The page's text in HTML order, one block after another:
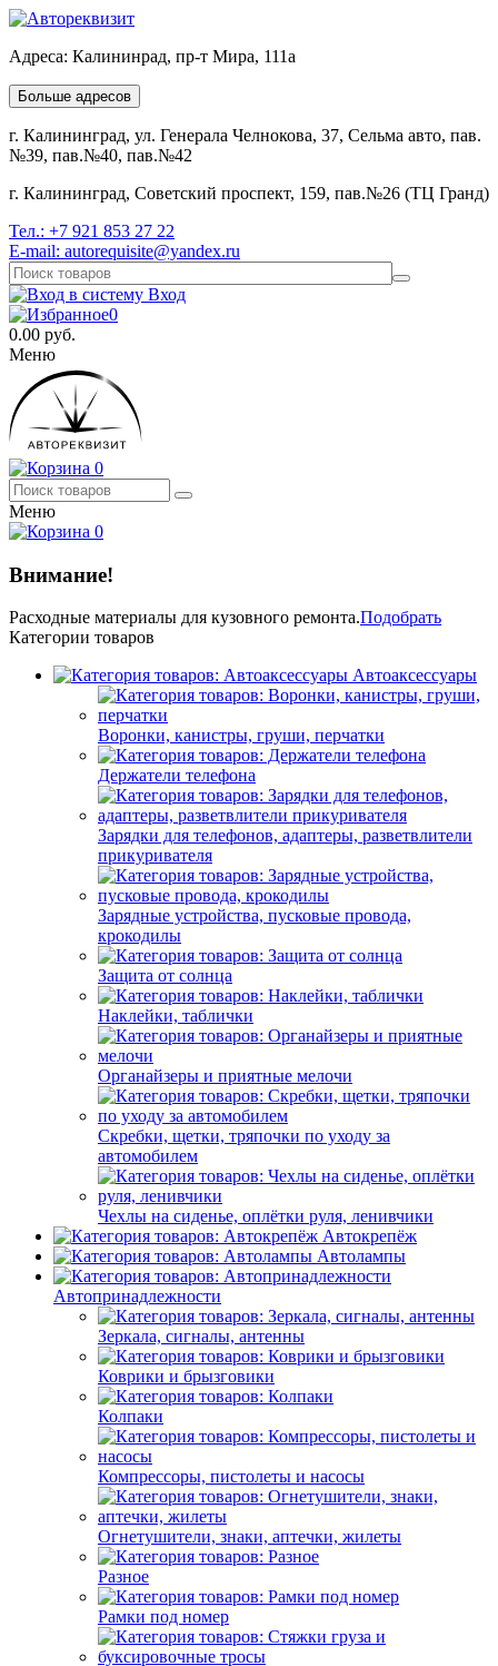
Адреса: Калининрад, пр-т Мира, 111а
Больше адресов
г. Калининград, ул. Генерала Челнокова, 37, Сельма авто, пав.
№39, пав.№40, пав.№42
г. Калининград, Советский проспект, 159, пав.№26 (ТЦ Гранд)
Тел.: +7 921 853 27 22
E-mail: autorequisite@yandex.ru
Вход
0
0.00 руб.
Меню
0
Меню
0
Внимание!
Расходные материалы для кузовного ремонта.Подобрать
Категории товаров
Автоаксессуары
Воронки, канистры, груши, перчатки
Держатели телефона
Зарядки для телефонов, адаптеры, разветвлители
прикуривателя
Зарядные устройства, пусковые провода,
крокодилы
Защита от солнца
Наклейки, таблички
Органайзеры и приятные мелочи
Скребки, щетки, тряпочки по уходу за
автомобилем
Чехлы на сиденье, оплётки руля, ленивчики
Автокрепёж
Автолампы
Автопринадлежности
Зеркала, сигналы, антенны
Коврики и брызговики
Колпаки
Компрессоры, пистолеты и насосы
Огнетушители, знаки, аптечки, жилеты
Разное
Рамки под номер